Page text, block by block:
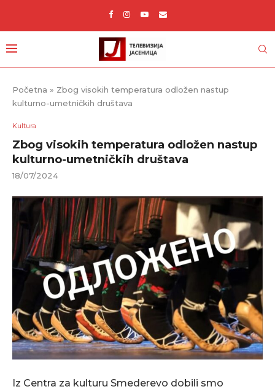
Početna » Zbog visokih temperatura odložen nastup
kulturno-umetničkih društava
Kultura
Zbog visokih temperatura odložen nastup
kulturno-umetničkih društava
18/07/2024
Iz Centra za kulturu Smederevo dobili smo